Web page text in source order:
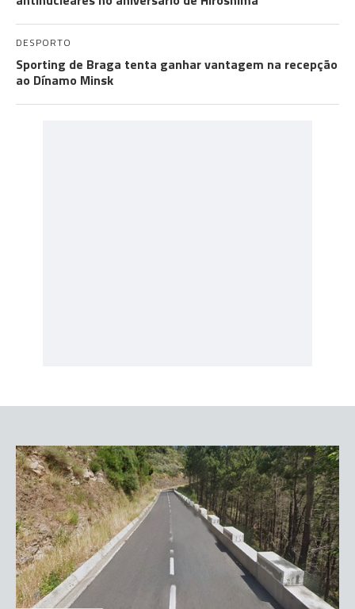
DESPORTO
Sporting de Braga tenta ganhar vantagem na recepção
ao Dínamo Minsk